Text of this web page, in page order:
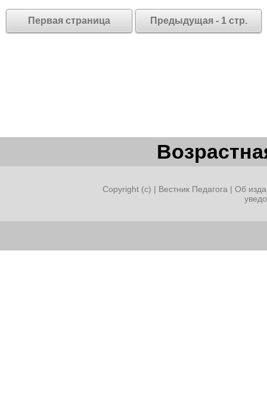
Первая страница Предыдущая - 1 стр.
Copyright (c) | Вестник Педагога | Об